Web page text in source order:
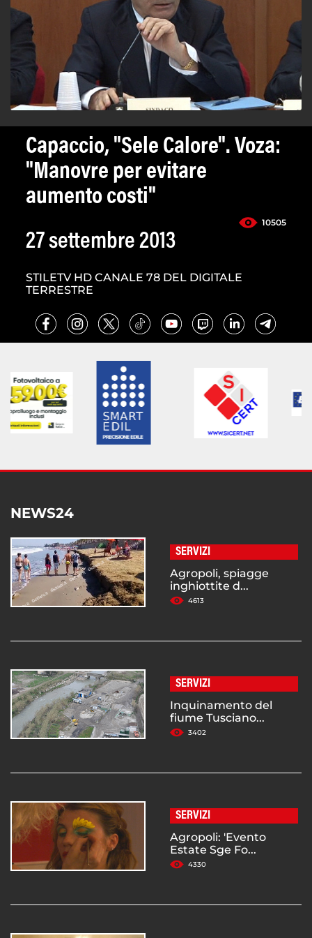
Capaccio, "Sele Calore". Voza:
"Manovre per evitare
aumento costi"
10505
27 settembre 2013
STILETV HD CANALE 78 DEL DIGITALE
TERRESTRE
NEWS24
SERVIZI
Agropoli, spiagge
inghiottite d...
4613
SERVIZI
Inquinamento del
fiume Tusciano...
3402
SERVIZI
Agropoli: 'Evento
Estate Sge Fo...
4330